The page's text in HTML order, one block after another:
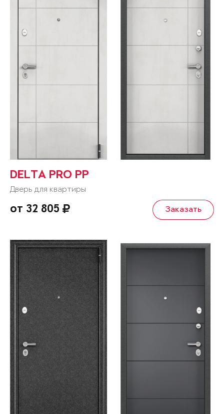
DELTA PRO PP
Дверь для квартиры
от 32 805 Заказать